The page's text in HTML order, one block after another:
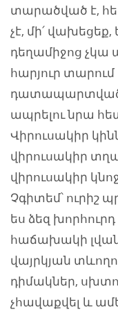
տարածված է,
չէ, մի՛ վախեցեք,
դեղամիջոց չկա
հարյուր
դատապարտված
ապրելու նրա
Վիրուսակիր
վիրուսակիր
վիրուսակիր
Չգիտեմ՝ ուրիշ
ես ձեզ
հաճախակի
վայրկյան
դիմակներ,
չհավաքվել և